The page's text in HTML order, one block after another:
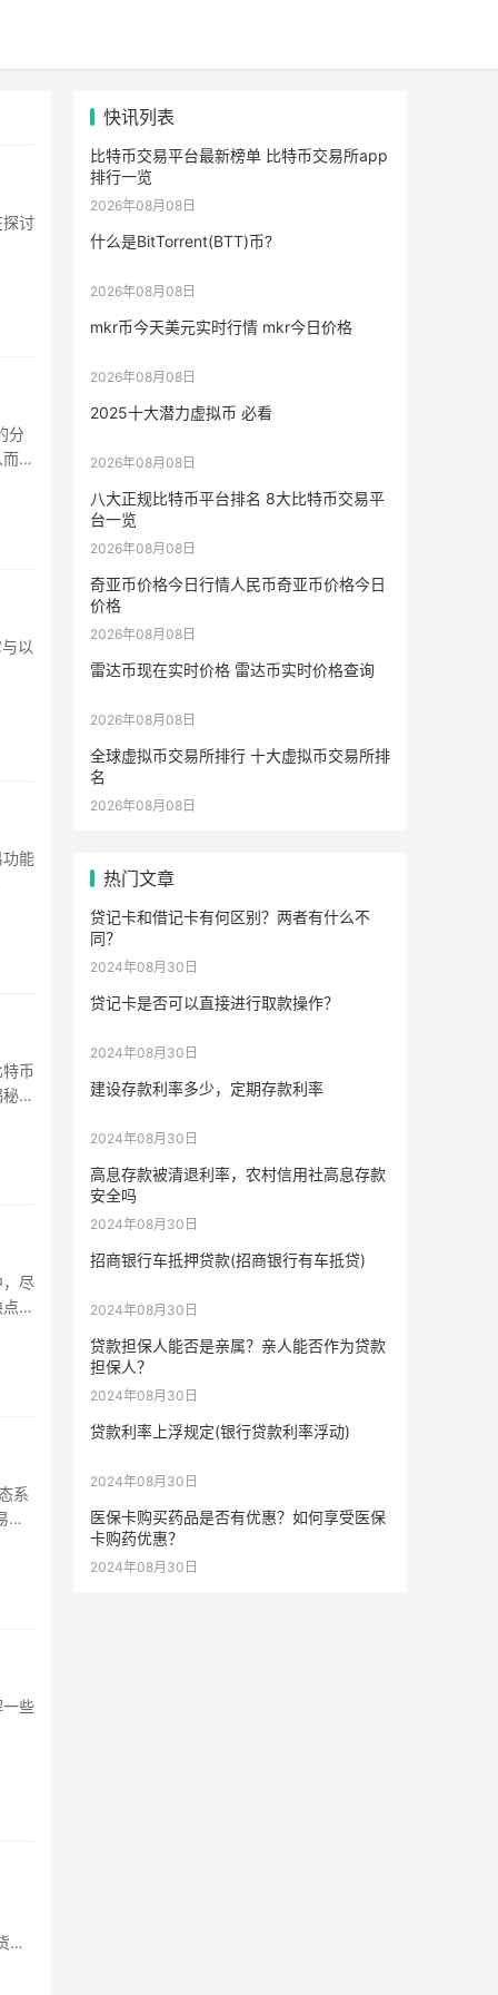
讨
分
实
以
能
币
尽
，
系
对
些
币
快讯列表
比特币交易平台最新榜单 比特币交易所app
排行一览
2026年08月08日
什么是BitTorrent(BTT)币?
2026年08月08日
mkr币今天美元实时行情 mkr今日价格
2026年08月08日
2025十大潜力虚拟币 必看
2026年08月08日
八大正规比特币平台排名 8大比特币交易平
台一览
2026年08月08日
奇亚币价格今日行情人民币奇亚币价格今日
价格
2026年08月08日
雷达币现在实时价格 雷达币实时价格查询
2026年08月08日
全球虚拟币交易所排行 十大虚拟币交易所排
名
2026年08月08日
热门文章
贷记卡和借记卡有何区别？两者有什么不
同？
2024年08月30日
贷记卡是否可以直接进行取款操作？
2024年08月30日
建设存款利率多少，定期存款利率
2024年08月30日
高息存款被清退利率，农村信用社高息存款
安全吗
2024年08月30日
招商银行车抵押贷款(招商银行有车抵贷)
2024年08月30日
贷款担保人能否是亲属？亲人能否作为贷款
担保人？
2024年08月30日
贷款利率上浮规定(银行贷款利率浮动)
2024年08月30日
医保卡购买药品是否有优惠？如何享受医保
卡购药优惠？
2024年08月30日